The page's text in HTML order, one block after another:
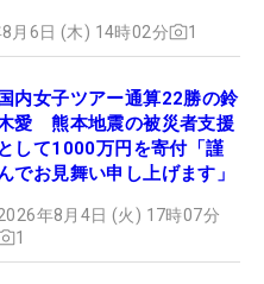
月6日 (木) 14時02分 1
国内女子ツアー通算22勝の鈴
愛 熊本地震の被災者支援
として1000万円を寄付「謹
でお見舞い申し上げます」
年8月4日 (火) 17時07分
1